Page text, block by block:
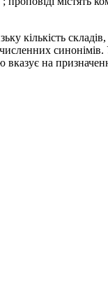
кількість
на